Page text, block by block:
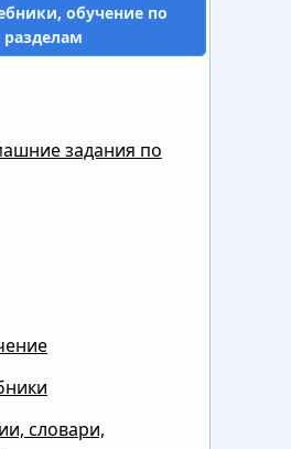
обучение по
разделам
задания по
словари,